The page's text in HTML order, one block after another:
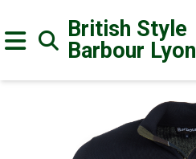
British Style
Barbour Lyon